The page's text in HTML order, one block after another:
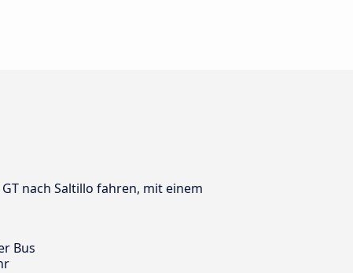
nach Saltillo fahren, mit einem
Bus